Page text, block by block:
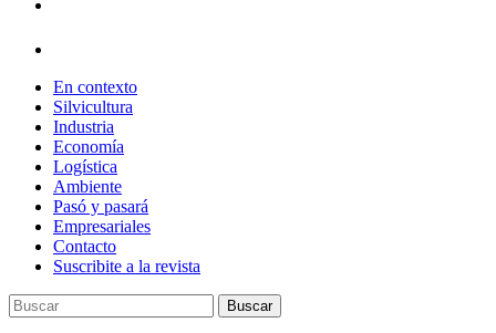
En contexto
Silvicultura
Industria
Economía
Logística
Ambiente
Pasó y pasará
Empresariales
Contacto
Suscribite a la revista
Buscar